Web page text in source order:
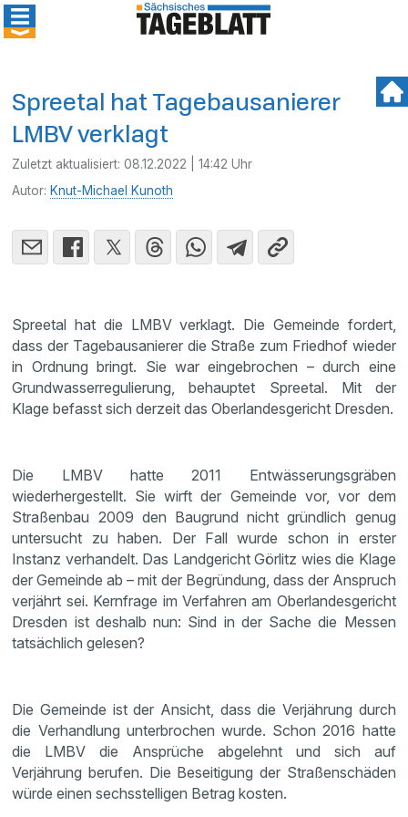
Spreetal hat Tagebausanierer
LMBV verklagt
Zuletzt aktualisiert:08.12.2022 | 14:42 Uhr
Autor: Knut-Michael Kunoth
Spreetal hat die LMBV verklagt. Die Gemeinde fordert,
dass der Tagebausanierer die Straße zum Friedhof wieder
in Ordnung bringt. Sie war eingebrochen – durch eine
Grundwasserregulierung, behauptet Spreetal. Mit der
Klage befasst sich derzeit das Oberlandesgericht Dresden.
Die LMBV hatte 2011 Entwässerungsgräben
wiederhergestellt. Sie wirft der Gemeinde vor, vor dem
Straßenbau 2009 den Baugrund nicht gründlich genug
untersucht zu haben. Der Fall wurde schon in erster
Instanz verhandelt. Das Landgericht Görlitz wies die Klage
der Gemeinde ab – mit der Begründung, dass der Anspruch
verjährt sei. Kernfrage im Verfahren am Oberlandesgericht
Dresden ist deshalb nun: Sind in der Sache die Messen
tatsächlich gelesen?
Die Gemeinde ist der Ansicht, dass die Verjährung durch
die Verhandlung unterbrochen wurde. Schon 2016 hatte
die LMBV die Ansprüche abgelehnt und sich auf
Verjährung berufen. Die Beseitigung der Straßenschäden
würde einen sechsstelligen Betrag kosten.